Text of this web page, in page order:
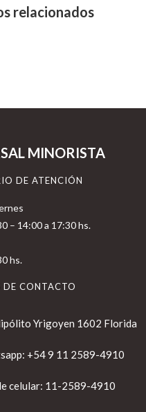
relacionados
MINORISTA
DE ATENCIÓN
– 14:00 a 17:30 hs.
hs.
DE CONTACTO
Yrigoyen 1602 Florida
+54 9 11 2589-4910
celular: 11-2589-4910